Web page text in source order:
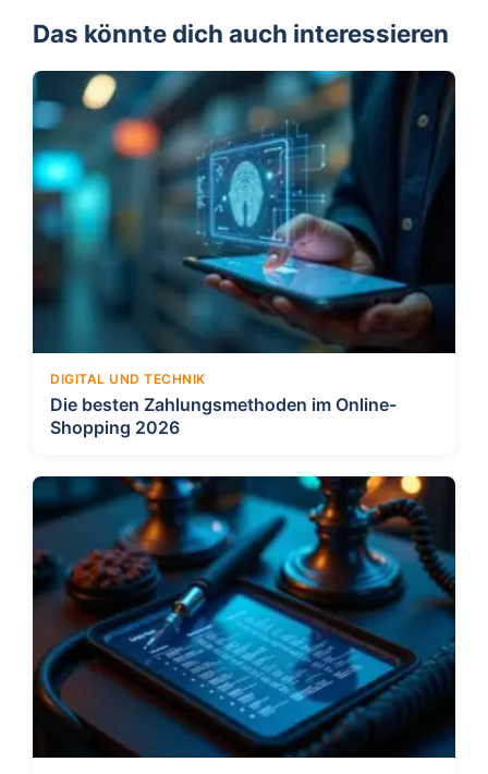
Das könnte dich auch interessieren
DIGITAL UND TECHNIK
Die besten Zahlungsmethoden im Online-
Shopping 2026